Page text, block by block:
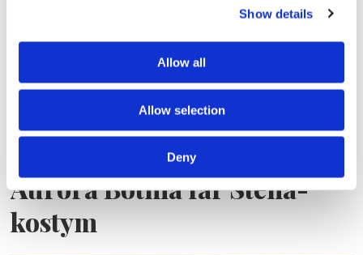
Show details
Allow all
Allow selection
Deny
Aurora Botnia får Stena-
kostym